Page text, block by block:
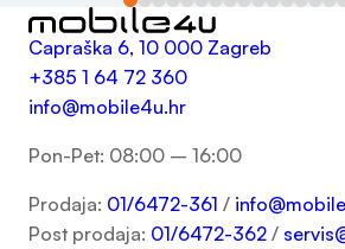
Capraška 6, 10 000 Zagreb
+385 1 64 72 360
info@mobile4u.hr
Pon-Pet: 08:00 – 16:00
Prodaja: 01/6472-361 /
Post prodaja: 01/6472-362 /